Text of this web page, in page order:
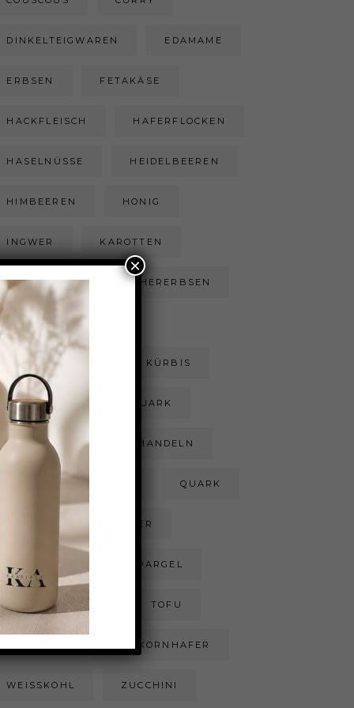
DINKELTEIGWAREN EDAMAME
ERBSEN FETAKÄSE
HACKFLEISCH HAFERFLOCKEN
HASELNÜSSE HEIDELBEEREN
HIMBEEREN HONIG
INGWER KAROTTEN
KARTOFFEL KICHERERBSEN
KOKOSFLOCKEN
KOKOSRASPELN KÜRBIS
LACHS MAGERQUARK
MANDELMILCH MANDELN
QUARK
RHABARBER
SCHOKOLADE SPARGEL
SÜSSKARTOFFEL TOFU
VOLLKORNHAFER
WEISSKOHL ZUCCHINI
×